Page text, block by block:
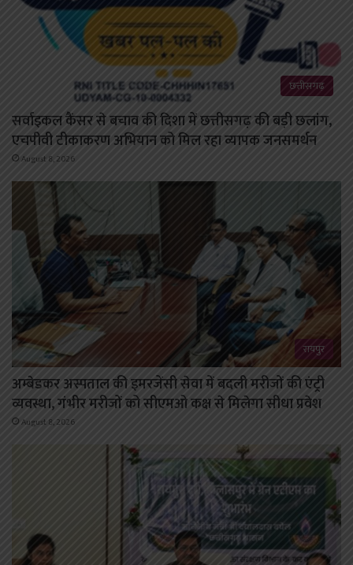
छत्तीसगढ़
सर्वाइकल कैंसर से बचाव की दिशा में छत्तीसगढ़ की बड़ी छलांग,
एचपीवी टीकाकरण अभियान को मिल रहा व्यापक जनसमर्थन
August 8, 2026
रायपुर
अम्बेडकर अस्पताल की इमरजेंसी सेवा में बदली मरीजों की एंट्री
व्यवस्था, गंभीर मरीजों को सीएमओ कक्ष से मिलेगा सीधा प्रवेश
August 8, 2026